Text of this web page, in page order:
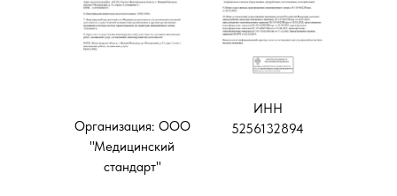
Организация: ООО
"Медицинский
стандарт"
ИНН
5256132894